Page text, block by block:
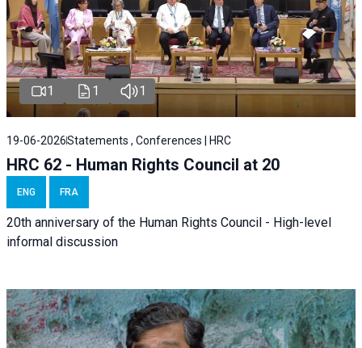
1 1 1
19-06-2026Statements , Conferences | HRC
HRC 62 - Human Rights Council at 20
ENG FRA
20th anniversary of the Human Rights Council - High-level
informal discussion